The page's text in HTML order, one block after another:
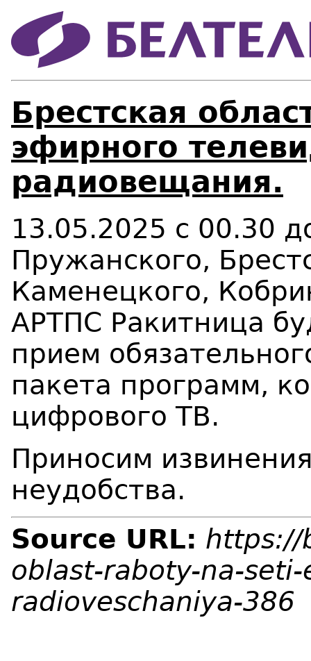
Брестская
эфирного
радиовещания.
13.05.2025 с 00.30
Пружанского,
Каменецкого,
АРТПС Ракитница
прием
пакета программ,
цифрового ТВ.
Приносим
неудобства.
Source URL: https://
oblast-raboty-na-
radioveschaniya-386